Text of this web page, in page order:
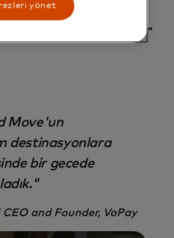
Move'un
destinasyonlara
bir gecede
CEO and Founder, VoPay
yönet